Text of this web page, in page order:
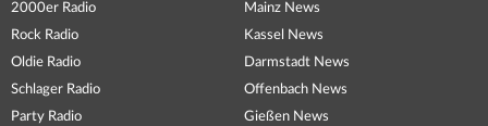
2000er Radio
Rock Radio
Oldie Radio
Schlager Radio
Party Radio
Mainz News
Kassel News
Darmstadt News
Offenbach News
Gießen News